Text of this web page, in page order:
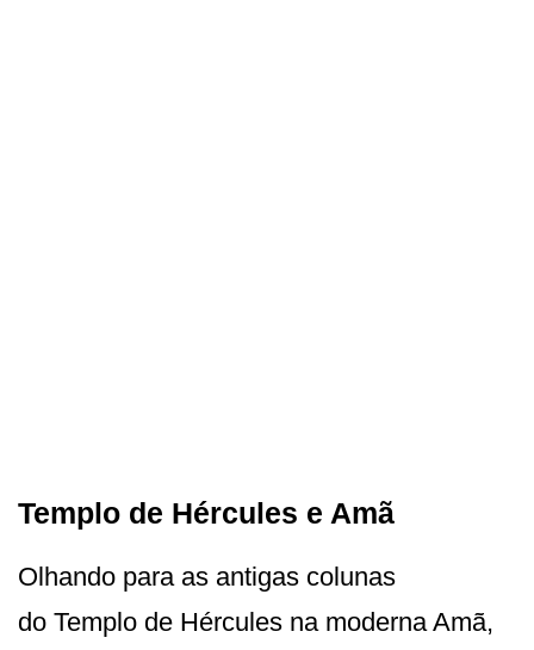
Templo de Hércules e Amã
Olhando para as antigas colunas
do Templo de Hércules na moderna Amã,